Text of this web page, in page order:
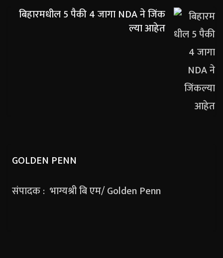
बिहारमधील 5 पैकी 4 जागा NDA ने जिंक
ल्या आहेत
GOLDEN PENN
संपादक : भाग्यश्री बि एम/ Golden Penn